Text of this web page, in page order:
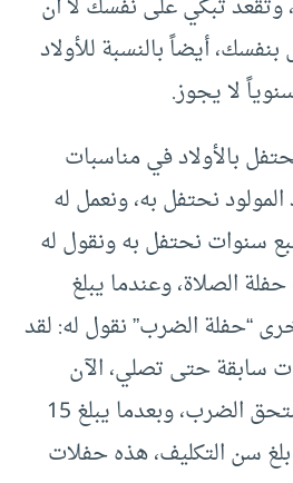
تبكي على نفسك لا أن
أيضاً بالنسبة للأولاد
لا يجوز.
بالأولاد في مناسبات
نحتفل به، ونعمل له
سنوات نحتفل به ونقول له
الصلاة، وعندما يبلغ
“حفلة الضرب” نقول له: لقد
بك من 3 سنوات سابقة حتى تصلي، الآن
كبرت وإذا لم تصل تستحق الضرب، وبعدما يبلغ 15
سن التكليف، هذه حفلات